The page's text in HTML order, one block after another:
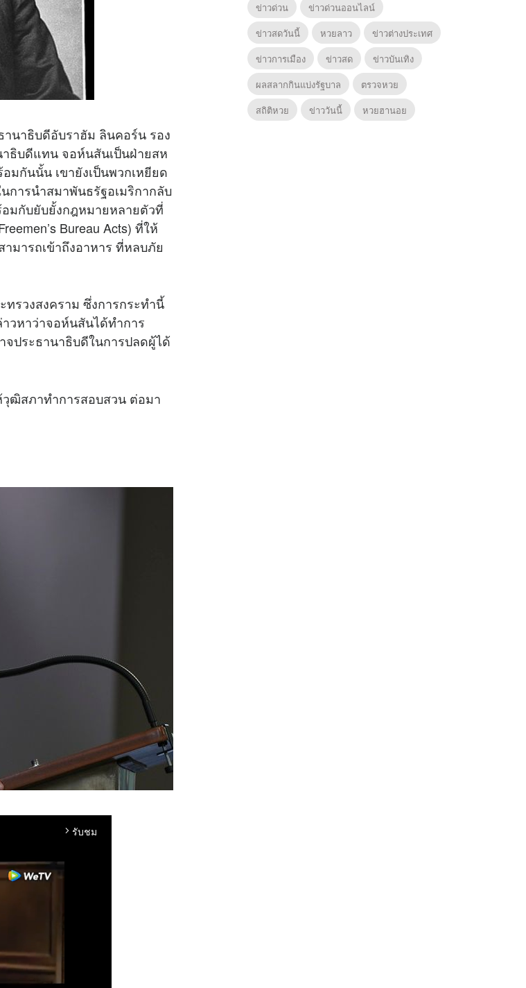
านาธิบดีอับราฮัม ลินคอร์น รอง
ธิบดีแทน จอห์นสันเป็นฝ่ายสห
มกันนั้น เขายังเป็นพวกเหยียด
ารนำสมาพันธรัฐอเมริกากลับ
มกับยับยั้งกฎหมายหลายตัวที่
Bureau Acts) ที่ให้
มารถเข้าถึงอาหาร ที่หลบภัย
รวงสงคราม ซึ่งการกระทำนี้
วหาว่าจอห์นสันได้ทำการ
จประธานาธิบดีในการปลดผู้ได้
ฒิสภาทำการสอบสวน ต่อมา
arrow_forward_ios รับชม
ข่าวด่วน
ข่าวด่วนออนไลน์
ข่าวสดวันนี้
หวยลาว
ข่าวต่างประเทศ
ข่าวการเมือง
ข่าวสด
ข่าวบันเทิง
ผลสลากกินแบ่งรัฐบาล
ตรวจหวย
สถิติหวย
ข่าววันนี้ หวยฮานอย